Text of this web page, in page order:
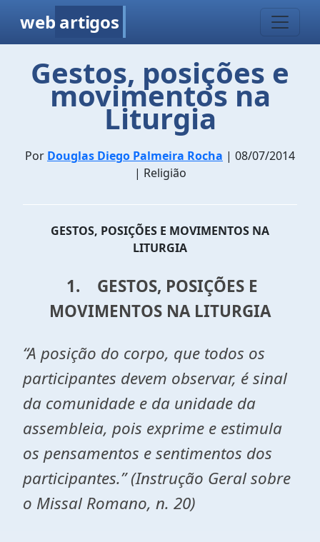
web artigos
Gestos, posições e
movimentos na
Liturgia
Por Douglas Diego Palmeira Rocha | 08/07/2014
| Religião
GESTOS, POSIÇÕES E MOVIMENTOS NA
LITURGIA
1. GESTOS, POSIÇÕES E
MOVIMENTOS NA LITURGIA
“A posição do corpo, que todos os
participantes devem observar, é sinal
da comunidade e da unidade da
assembleia, pois exprime e estimula
os pensamentos e sentimentos dos
participantes.”(Instrução Geral sobre
o Missal Romano, n. 20)